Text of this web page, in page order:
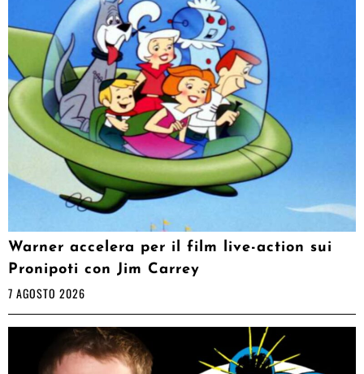
Warner accelera per il film live-action sui
Pronipoti con Jim Carrey
7 AGOSTO 2026